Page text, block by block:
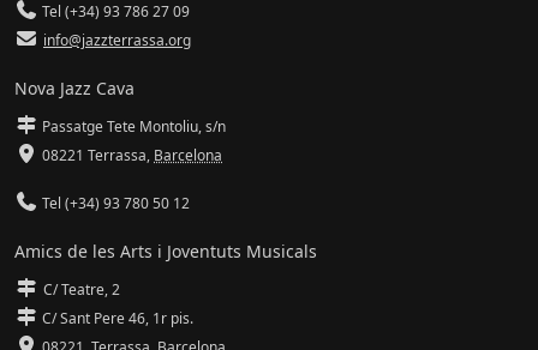
Tel (+34) 93 786 27 09
info@jazzterrassa.org
Nova Jazz Cava
Passatge Tete Montoliu, s/n
08221 Terrassa, Barcelona
Tel (+34) 93 780 50 12
Amics de les Arts i Joventuts Musicals
C/ Teatre, 2
C/ Sant Pere 46, 1r pis.